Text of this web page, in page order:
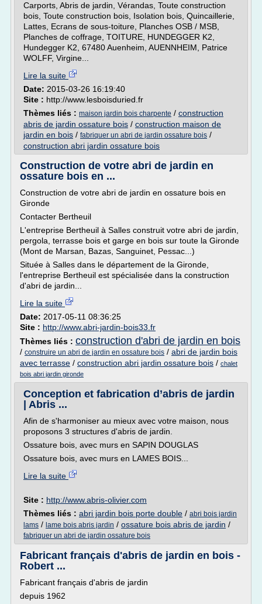
Carports, Abris de jardin, Vérandas, Toute construction
bois, Toute construction bois, Isolation bois, Quincaillerie,
Lattes, Ecrans de sous-toiture, Planches OSB / MSB,
Planches de coffrage, TOITURE, HUNDEGGER K2,
Hundegger K2, 67480 Auenheim, AUENNHEIM, Patrice
WOLFF, Virgine...
Lire la suite
Date: 2015-03-26 16:19:40
Site : http://www.lesboisduried.fr
Thèmes liés : maison jardin bois charpente / construction
abris de jardin ossature bois / construction maison de
jardin en bois / fabriquer un abri de jardin ossature bois /
construction abri jardin ossature bois
Construction de votre abri de jardin en
ossature bois en ...
Construction de votre abri de jardin en ossature bois en
Gironde
Contacter Bertheuil
L'entreprise Bertheuil à Salles construit votre abri de jardin,
pergola, terrasse bois et garge en bois sur toute la Gironde
(Mont de Marsan, Bazas, Sanguinet, Pessac...)
Située à Salles dans le département de la Gironde,
l'entreprise Bertheuil est spécialisée dans la construction
d'abri de jardin...
Lire la suite
Date: 2017-05-11 08:36:25
Site : http://www.abri-jardin-bois33.fr
Thèmes liés : construction d'abri de jardin en bois
/ construire un abri de jardin en ossature bois / abri de jardin bois
avec terrasse / construction abri jardin ossature bois / chalet
bois abri jardin gironde
Conception et fabrication d’abris de jardin
| Abris ...
Afin de s'harmoniser au mieux avec votre maison, nous
proposons 3 structures d'abris de jardin.
Ossature bois, avec murs en SAPIN DOUGLAS
Ossature bois, avec murs en LAMES BOIS...
Lire la suite
Site : http://www.abris-olivier.com
Thèmes liés : abri jardin bois porte double / abri bois jardin
lams / lame bois abris jardin / ossature bois abris de jardin /
fabriquer un abri de jardin ossature bois
Fabricant français d'abris de jardin en bois -
Robert ...
Fabricant français d'abris de jardin
depuis 1962